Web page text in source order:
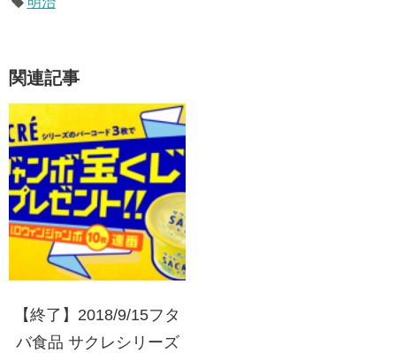
関連記事
【終了】2018/9/15フタ
バ食品 サクレシリーズ